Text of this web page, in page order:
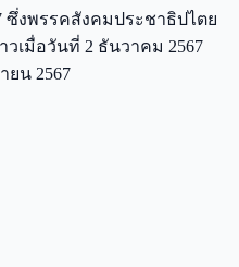
ซึ่งพรรคสังคมประชาธิปไตย
เมื่อวันที่ 2 ธันวาคม 2567
ยน 2567